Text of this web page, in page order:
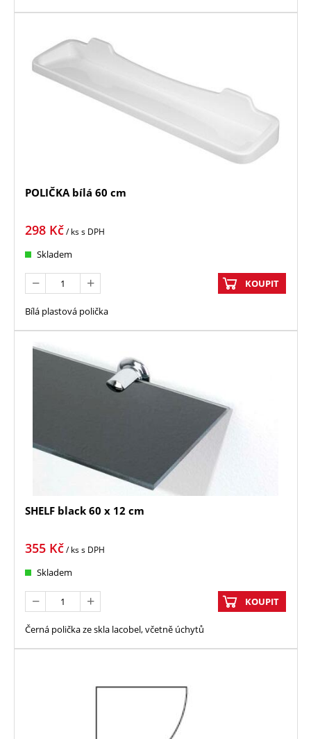
POLIČKA bílá 60 cm
298 Kč/ kss DPH
Skladem
KOUPIT
Bílá plastová polička
SHELF black 60 x 12 cm
355 Kč/ kss DPH
Skladem
KOUPIT
Černá polička ze skla lacobel, včetně úchytů